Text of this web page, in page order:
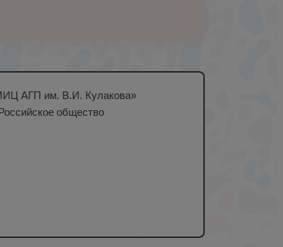
АГП им. В.И. Кулакова»
общество